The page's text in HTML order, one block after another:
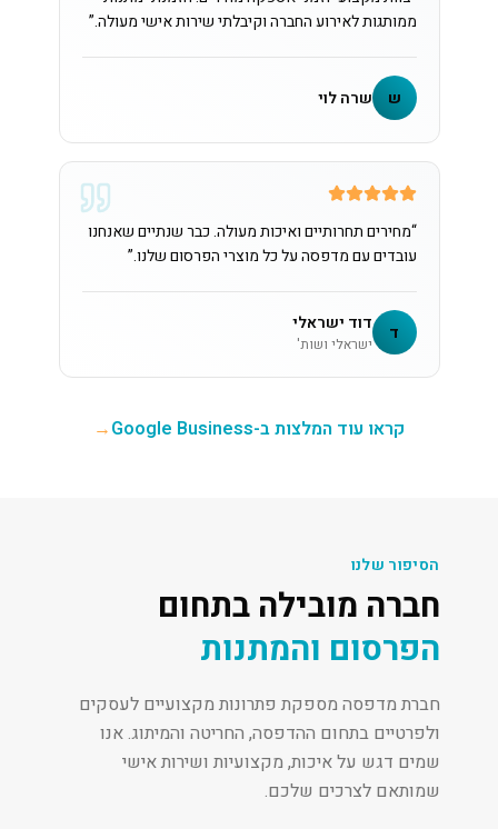
ממותגות לאירוע החברה וקיבלתי שירות אישי מעולה.”
ש שרה לוי
“מחירים תחרותיים ואיכות מעולה. כבר שנתיים שאנחנו
עובדים עם מדפסה על כל מוצרי הפרסום שלנו.”
ד דוד ישראלי
ישראלי ושות'
קראו עוד המלצות ב-Google Business →
הסיפור שלנו
חברה מובילה בתחום
הפרסום והמתנות
חברת מדפסה מספקת פתרונות מקצועיים לעסקים
ולפרטיים בתחום ההדפסה, החריטה והמיתוג. אנו
שמים דגש על איכות, מקצועיות ושירות אישי
שמותאם לצרכים שלכם.